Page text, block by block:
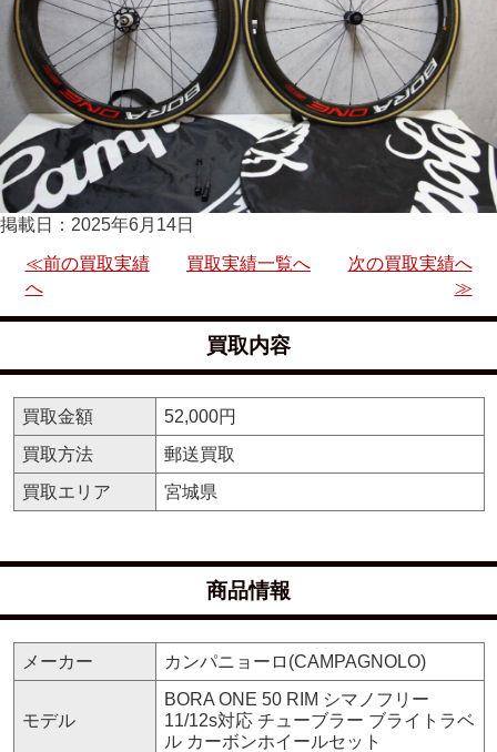
掲載日：2025年6月14日
≪前の買取実績
へ
買取実績一覧へ
次の買取実績へ
≫
買取内容
買取金額
52,000円
買取方法
郵送買取
買取エリア
宮城県
商品情報
メーカー カンパニョーロ(CAMPAGNOLO)
モデル
BORA ONE 50 RIM シマノフリー
11/12s対応 チューブラー ブライトラベ
ル カーボンホイールセット